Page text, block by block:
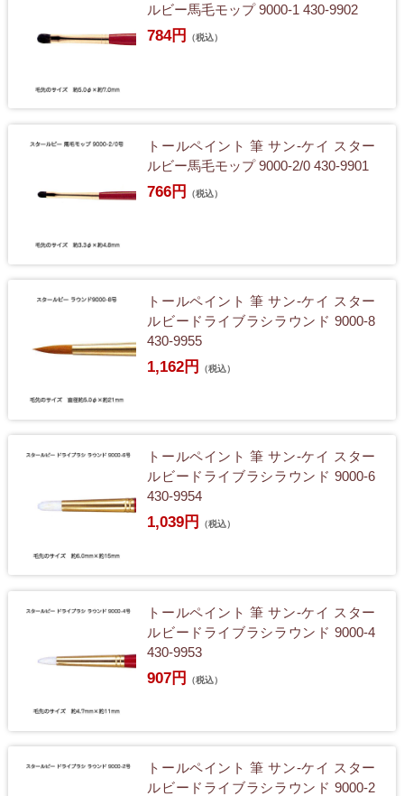
ルビー馬毛モップ 9000-1 430-9902
784円 （税込）
トールペイント 筆 サン-ケイ スター
ルビー馬毛モップ 9000-2/0 430-9901
766円 （税込）
トールペイント 筆 サン-ケイ スター
ルビードライブラシラウンド 9000-8
430-9955
1,162円 （税込）
トールペイント 筆 サン-ケイ スター
ルビードライブラシラウンド 9000-6
430-9954
1,039円 （税込）
トールペイント 筆 サン-ケイ スター
ルビードライブラシラウンド 9000-4
430-9953
907円 （税込）
トールペイント 筆 サン-ケイ スター
ルビードライブラシラウンド 9000-2